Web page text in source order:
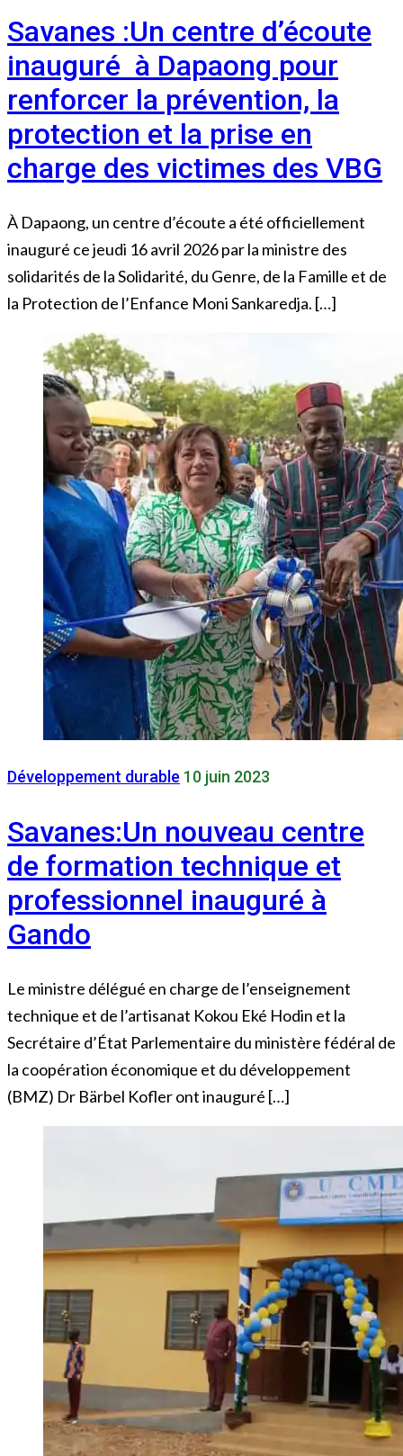
Savanes :Un centre d’écoute
inauguré à Dapaong pour
renforcer la prévention, la
protection et la prise en
charge des victimes des VBG
À Dapaong, un centre d’écoute a été officiellement
inauguré ce jeudi 16 avril 2026 par la ministre des
solidarités de la Solidarité, du Genre, de la Famille et de
la Protection de l’Enfance Moni Sankaredja. […]
Développement durable 10 juin 2023
Savanes:Un nouveau centre
de formation technique et
professionnel inauguré à
Gando
Le ministre délégué en charge de l’enseignement
technique et de l’artisanat Kokou Eké Hodin et la
Secrétaire d’État Parlementaire du ministère fédéral de
la coopération économique et du développement
(BMZ) Dr Bärbel Kofler ont inauguré […]